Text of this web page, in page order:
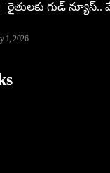
| రైతులకు గుడ్ న్యూస్..
1, 2026